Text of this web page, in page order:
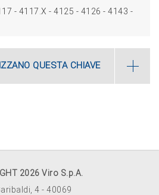
‑ 4117.X - 4125 ‑ 4126 ‑ 4143 ‑
QUESTA CHIAVE
2026 Viro S.p.A.
4 - 40069